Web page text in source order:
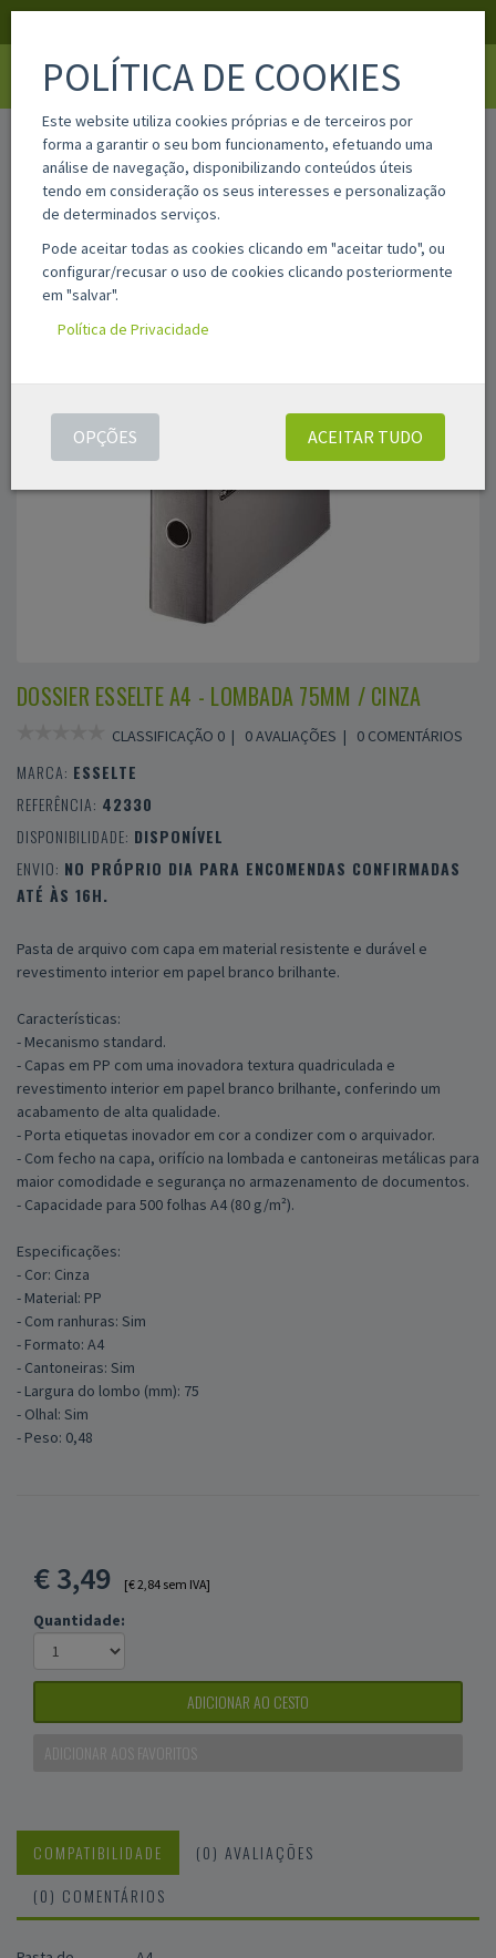
home 42330
DOSSIER ESSELTE A4 - LOMBADA 75MM / CINZA
CLASSIFICAÇÃO 0 | 0 AVALIAÇÕES | 0 COMENTÁRIOS
MARCA: ESSELTE
REFERÊNCIA: 42330
DISPONIBILIDADE: DISPONÍVEL
ENVIO: NO PRÓPRIO DIA PARA ENCOMENDAS CONFIRMADAS
ATÉ ÀS 16H.
Pasta de arquivo com capa em material resistente e durável e
revestimento interior em papel branco brilhante.
Características:
- Mecanismo standard.
- Capas em PP com uma inovadora textura quadriculada e
revestimento interior em papel branco brilhante, conferindo um
acabamento de alta qualidade.
- Porta etiquetas inovador em cor a condizer com o arquivador.
- Com fecho na capa, orifício na lombada e cantoneiras metálicas para
maior comodidade e segurança no armazenamento de documentos.
- Capacidade para 500 folhas A4 (80 g/m²).
Especificações:
- Cor: Cinza
- Material: PP
- Com ranhuras: Sim
- Formato: A4
- Cantoneiras: Sim
- Largura do lombo (mm): 75
- Olhal: Sim
- Peso: 0,48
€3,49 [€ 2,84 sem IVA]
Quantidade:
ADICIONAR AO CESTO
ADICIONAR AOS FAVORITOS
COMPATIBILIDADE
(0) AVALIAÇÕES
(0) COMENTÁRIOS
POLÍTICA DE COOKIES
Este website utiliza cookies próprias e de terceiros por
forma a garantir o seu bom funcionamento, efetuando uma
análise de navegação, disponibilizando conteúdos úteis
tendo em consideração os seus interesses e personalização
de determinados serviços.
Pode aceitar todas as cookies clicando em "aceitar tudo", ou
configurar/recusar o uso de cookies clicando posteriormente
em "salvar".
Política de Privacidade
ACEITAR TUDO
OPÇÕES